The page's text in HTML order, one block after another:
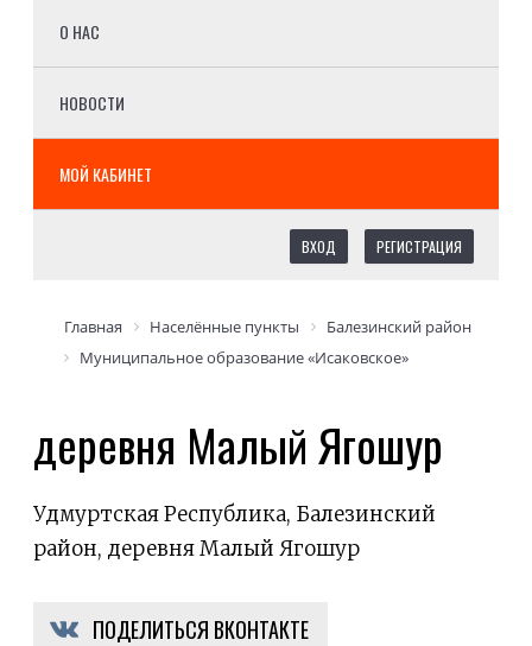
О НАС
НОВОСТИ
МОЙ КАБИНЕТ
ВХОД РЕГИСТРАЦИЯ
Главная Населённые пункты
Балезинский район
Муниципальное образование «Исаковское»
деревня Малый Ягошур
Удмуртская Республика, Балезинский
район, деревня Малый Ягошур
ПОДЕЛИТЬСЯ ВКОНТАКТЕ